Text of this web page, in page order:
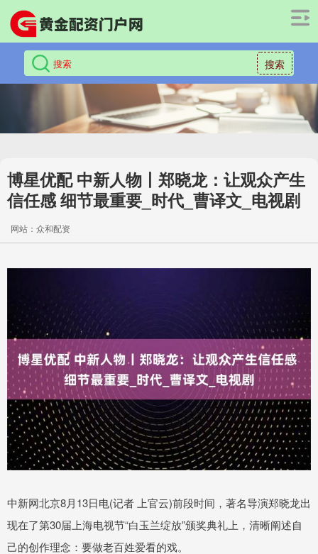
搜索
博星优配 中新人物丨郑晓龙：让观众产生
信任感 细节最重要_时代_曹译文_电视剧
网站：众和配资
中新网北京8月13日电(记者 上官云)前段时间，著名导演郑晓龙出
现在了第30届上海电视节“白玉兰绽放”颁奖典礼上，清晰阐述自
己的创作理念：要做老百姓爱看的戏。